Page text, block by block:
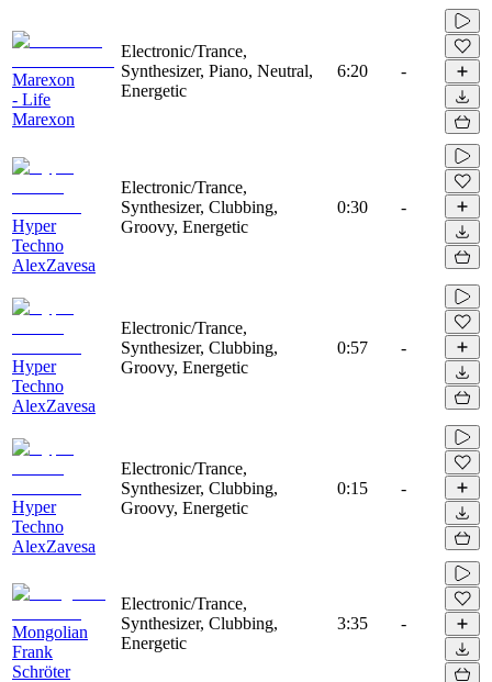
Marexon
- Life
Marexon
Electronic/Trance,
Synthesizer, Piano, Neutral,
Energetic
6:20 -
Hyper
Techno
AlexZavesa
Electronic/Trance,
Synthesizer, Clubbing,
Groovy, Energetic
0:30 -
Hyper
Techno
AlexZavesa
Electronic/Trance,
Synthesizer, Clubbing,
Groovy, Energetic
0:57 -
Hyper
Techno
AlexZavesa
Electronic/Trance,
Synthesizer, Clubbing,
Groovy, Energetic
0:15 -
Mongolian
Frank
Schröter
Electronic/Trance,
Synthesizer, Clubbing,
Energetic
3:35 -